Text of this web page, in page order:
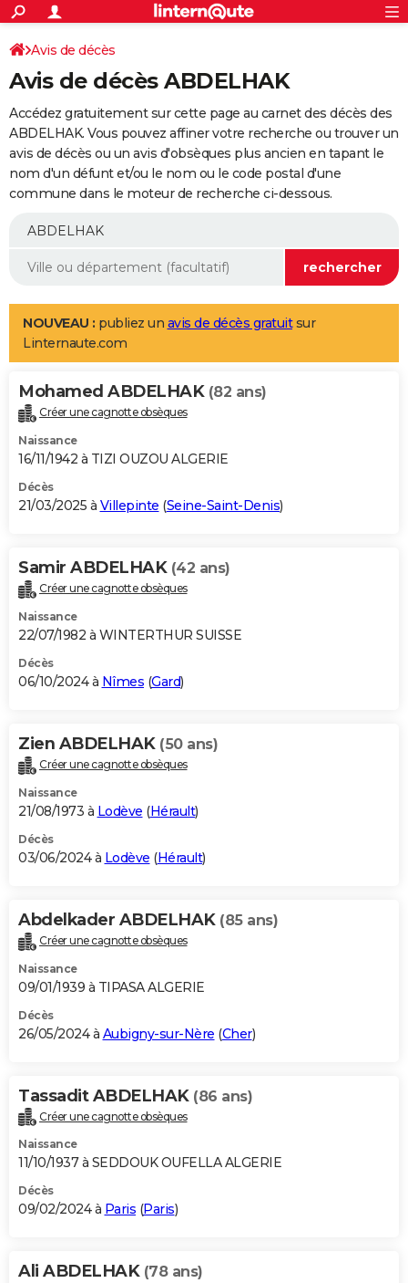
ACTUALITÉS
Politique
Société
Faits Divers
Education
Monde
Villes
+
SPORT
Coupe du monde 2026
Football
Tennis
Cyclisme
Rugby
Forum
Programme TV
TNT
Streaming
Cinéma
Sorties cinéma
Musique
+
FINANCE
Retraite
Epargne
Immobilier
Risques naturels par ville
Banque
Assurance
AUTO
Essais
Réserver un essai
Citadines
Berlines
SUV
Forum auto
+
Mobiles
Meilleur smartphone
Internet
Ordinateurs
Jeux vidéo
Guide high-tech
Aménagement intérieur
LIFESTYLE
Art de vivre
Bien-être
Loisirs
Mode
Modes de vie
Alimentation
Guide de la santé
Maladies
Médicaments
Sommeil
VOYAGE
Destinations
City break
Voyage nature
Voyage de noces
Forum
Climat
+PHOTO
GUIDES D'ACHAT
BONS PLANS
Carte de Noël
Carte Bonne année
Carte Saint-Valentin
Carte Pâques
Carte d'anniversaire
DICTIONNAIRE
Dictionnaire
Biographies
Citations
Expressions
Proverbes
PROGRAMME TV
S'inscrire
Se connecter
Lycées
Collèges
Primaires
Universités
Entreprises
Service militaire
Avis de recherche
AVIS DE DÉCÈS
Bricolage
Lifestyle
Culture
Sport
Auto
Television
Voyage
Cinema
Avis de décès
Avis de décès ABDELHAK
Accédez gratuitement sur cette page au carnet des décès des
ABDELHAK. Vous pouvez affiner votre recherche ou trouver un
avis de décès ou un avis d'obsèques plus ancien en tapant le
nom d'un défunt et/ou le nom ou le code postal d'une
commune dans le moteur de recherche ci-dessous.
NOUVEAU : publiez un avis de décès gratuitsur
Linternaute.com
Mohamed ABDELHAK (82 ans)
Créer une cagnotte obsèques
Naissance
16/11/1942 à TIZI OUZOU ALGERIE
Décès
21/03/2025 à Villepinte (Seine-Saint-Denis)
Samir ABDELHAK (42 ans)
Créer une cagnotte obsèques
Naissance
22/07/1982 à WINTERTHUR SUISSE
Décès
06/10/2024 à Nîmes (Gard)
Zien ABDELHAK (50 ans)
Créer une cagnotte obsèques
Naissance
21/08/1973 à Lodève (Hérault)
Décès
03/06/2024 à Lodève (Hérault)
Abdelkader ABDELHAK (85 ans)
Créer une cagnotte obsèques
Naissance
09/01/1939 à TIPASA ALGERIE
Décès
26/05/2024 à Aubigny-sur-Nère (Cher)
Tassadit ABDELHAK (86 ans)
Créer une cagnotte obsèques
Naissance
11/10/1937 à SEDDOUK OUFELLA ALGERIE
Décès
09/02/2024 à Paris (Paris)
Ali ABDELHAK (78 ans)